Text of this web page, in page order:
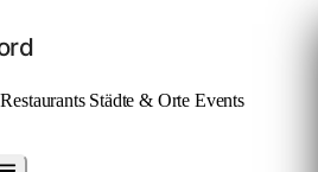
Restaurants Städte & Orte Events